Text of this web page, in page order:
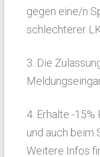
gegen eine/n
schlechterer
3. Die
4. Erhalte -15%
und auch beim
Weitere Infos